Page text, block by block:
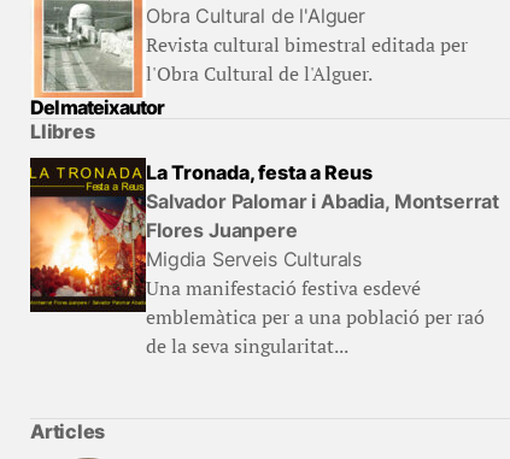
Obra Cultural de l'Alguer
Revista cultural bimestral editada per
l'Obra Cultural de l'Alguer.
Del mateix autor
Llibres
La Tronada, festa a Reus
Salvador Palomar i Abadia, Montserrat
Flores Juanpere
Migdia Serveis Culturals
Una manifestació festiva esdevé
emblemàtica per a una població per raó
de la seva singularitat...
Articles